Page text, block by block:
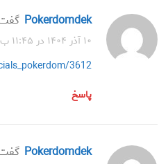
Pokerdomdek
۱۰ آذر ۱۴۰۴ در ۱۱:۴۵ ب.ظ
3612
پاسخ
Pokerdomdek